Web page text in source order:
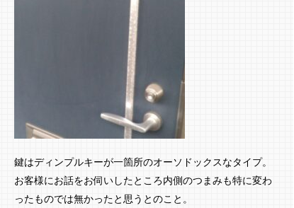
鍵はディンプルキーが一箇所のオーソドックスなタイプ。
お客様にお話をお伺いしたところ内側のつまみも特に変わ
ったものでは無かったと思うとのこと。